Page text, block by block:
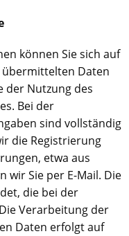
können Sie sich auf
Daten
der Nutzung des
Bei der
sind vollständig
die Registrierung
etwa aus
wir Sie per E-Mail. Die
die bei der
Verarbeitung der
Daten erfolgt auf